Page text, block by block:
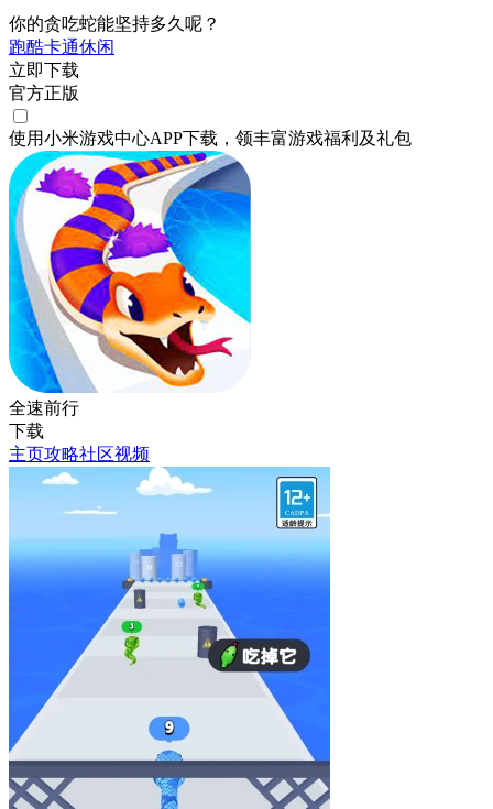
你的贪吃蛇能坚持多久呢？
跑酷卡通休闲
立即下载
官方正版
使用小米游戏中心APP下载 ，领丰富游戏福利 及礼包
全速前行
下载
主页攻略社区视频